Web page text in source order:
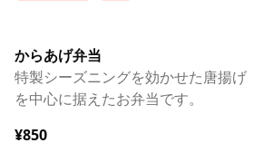
からあげ弁当
特製シーズニングを効かせた唐揚げ
を中心に据えたお弁当です。
¥850